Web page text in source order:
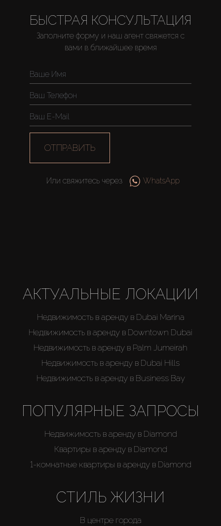
Аренда
Продажа
Новостройки
AX Journal
БЫСТРАЯ КОНСУЛЬТАЦИЯ
Заполните форму и наш агент свяжется с
вами в ближайшее время
ОТПРАВИТЬ
Или свяжитесь через WhatsApp
АКТУАЛЬНЫЕ ЛОКАЦИИ
Недвижимость в аренду в Dubai Marina
Недвижимость в аренду в Downtown Dubai
Недвижимость в аренду в Palm Jumeirah
Недвижимость в аренду в Dubai Hills
Недвижимость в аренду в Business Bay
ПОПУЛЯРНЫЕ ЗАПРОСЫ
Недвижимость в аренду в Diamond
Квартиры в аренду в Diamond
1-комнатные квартиры в аренду в Diamond
СТИЛЬ ЖИЗНИ
В центре города